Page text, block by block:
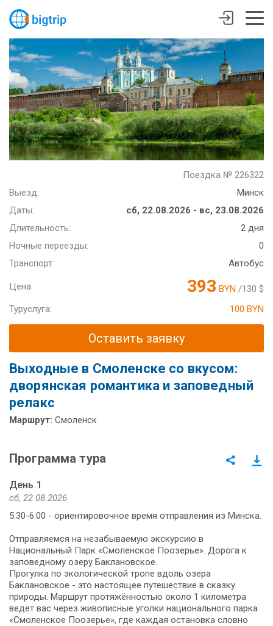
Поездка № 226322
Выезд:
Минск
Даты:
сб, 22.08.2026 - вс, 23.08.2026
Длительность:
2 дня
Ночные переезды:
0
Транспорт:
Автобус
Цена: 393 BYN /130 $
Туруслуга:
100 BYN
Оставить заявку
Выходные в Смоленске со вкусом:
дворянская романтика и заповедный
релакс
Маршрут: Смоленск
Программа тура
День 1
сб, 22.08.2026
5:30-6:00 - ориентировочное время отправления из Минска.
Отправляемся на незабываемую экскурсию в
Национальный Парк «Смоленское Поозерье». Дорога к
заповедному озеру Баклановское.
Прогулка по экологической тропе вдоль озера
Баклановское - это настоящее путешествие в сказку
природы. Маршрут протяжённостью около 1 километра
ведет вас через живописные уголки национального парка
«Смоленское Поозерье», где каждая остановка словно